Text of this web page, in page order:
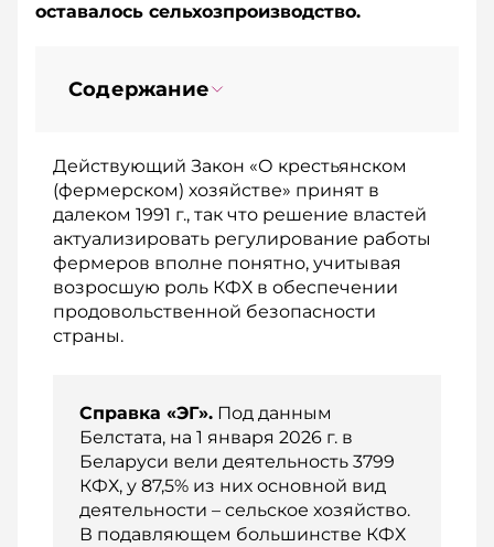
оставалось сельхозпроизводство.
Содержание
Действующий Закон «О крестьянском
(фермерском) хозяйстве» принят в
далеком 1991 г., так что решение властей
актуализировать регулирование работы
фермеров вполне понятно, учитывая
возросшую роль КФХ в обеспечении
продовольственной безопасности
страны.
Справка «ЭГ». Под данным
Белстата, на 1 января 2026 г. в
Беларуси вели деятельность 3799
КФХ, у 87,5% из них основной вид
деятельности – сельское хозяйство.
В подавляющем большинстве КФХ